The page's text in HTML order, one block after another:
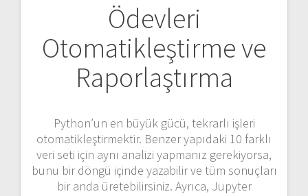
Ödevleri
Otomatikleştirme ve
Raporlaştırma
Python’un en büyük gücü, tekrarlı işleri
otomatikleştirmektir. Benzer yapıdaki 10 farklı
veri seti için aynı analizi yapmanız gerekiyorsa,
bunu bir döngü içinde yazabilir ve tüm sonuçları
bir anda üretebilirsiniz. Ayrıca, Jupyter